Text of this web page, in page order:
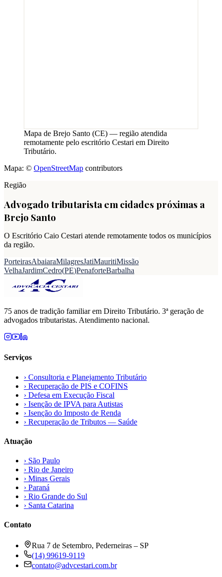
Mapa de Brejo Santo (CE) — região atendida
remotamente pelo escritório Cestari em Direito
Tributário.
Mapa: © OpenStreetMap contributors
Região
Advogado tributarista em cidades próximas a
Brejo Santo
O Escritório Caio Cestari atende remotamente todos os municípios
da região.
PorteirasAbaiaraMilagresJatiMauritiMissão
VelhaJardimCedro(PE)PenaforteBarbalha
75 anos de tradição familiar em Direito Tributário. 3ª geração de
advogados tributaristas. Atendimento nacional.
Serviços
› Consultoria e Planejamento Tributário
› Recuperação de PIS e COFINS
› Defesa em Execução Fiscal
› Isenção de IPVA para Autistas
› Isenção do Imposto de Renda
› Recuperação de Tributos — Saúde
Atuação
› São Paulo
› Rio de Janeiro
› Minas Gerais
› Paraná
› Rio Grande do Sul
› Santa Catarina
Contato
Rua 7 de Setembro, Pederneiras – SP
(14) 99619-9119
contato@advcestari.com.br